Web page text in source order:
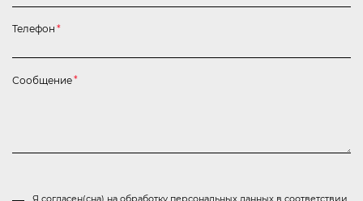
Телефон *
Сообщение*